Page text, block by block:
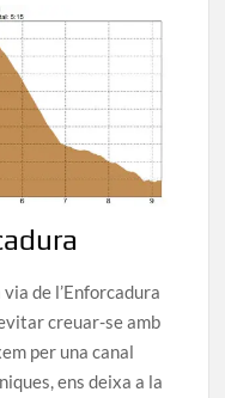
de l’Enforcadura
creuar-se amb
per una canal
ens deixa a la